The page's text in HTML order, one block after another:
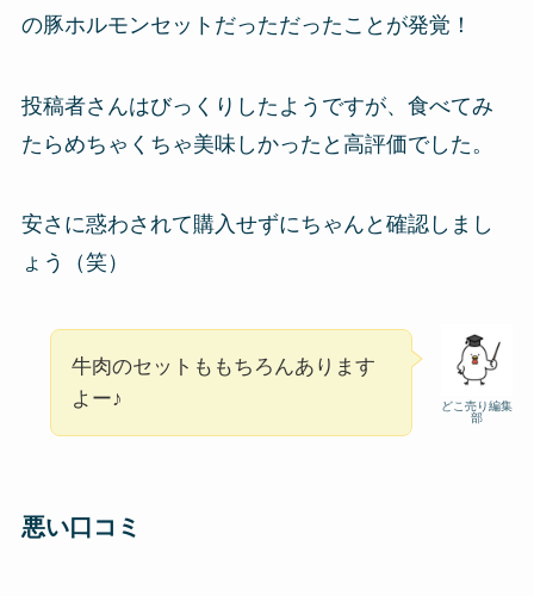
の豚ホルモンセットだっただったことが発覚！
投稿者さんはびっくりしたようですが、食べてみ
たらめちゃくちゃ美味しかったと高評価でした。
安さに惑わされて購入せずにちゃんと確認しまし
ょう（笑）
どこ売り編集
部
牛肉のセットももちろんあります
よー♪
悪い口コミ